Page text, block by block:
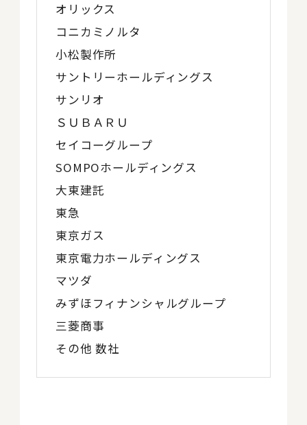
オリックス
コニカミノルタ
小松製作所
サントリーホールディングス
サンリオ
ＳＵＢＡＲＵ
セイコーグループ
SOMPOホールディングス
大東建託
東急
東京ガス
東京電力ホールディングス
マツダ
みずほフィナンシャルグループ
三菱商事
その他 数社